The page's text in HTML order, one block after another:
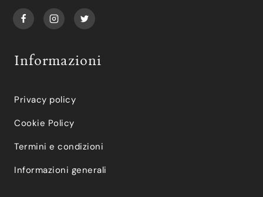
Informazioni
Privacy policy
Cookie Policy
Termini e condizioni
Informazioni generali